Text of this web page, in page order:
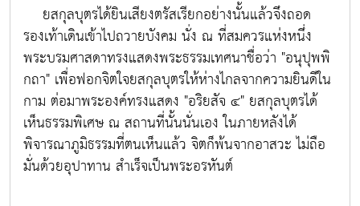
ยสกุลบุตรได้ยินเสียงตรัสเรียกอย่างนั้นแล้วจึงถอด
รองเท้าเดินเข้าไปถวายบังคม นั่ง ณ ที่สมควรแห่งหนึ่ง
พระบรมศาสดาทรงแสดงพระธรรมเทศนาชื่อว่า "อนุปุพพิ
กถา" เพื่อฟอกจิตใจยสกุลบุตรให้ห่างไกลจากความยินดีใน
กาม ต่อมาพระองค์ทรงแสดง "อริยสัจ ๔" ยสกุลบุตรได้
เห็นธรรมพิเศษ ณ สถานที่นั้นนั่นเอง ในภายหลังได้
พิจารณาภูมิธรรมที่ตนเห็นแล้ว จิตก็พ้นจากอาสวะ ไม่ถือ
มั่นด้วยอุปาทาน สำเร็จเป็นพระอรหันต์